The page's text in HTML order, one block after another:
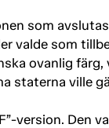
som
som
ovanlig
staterna ville
version. Den